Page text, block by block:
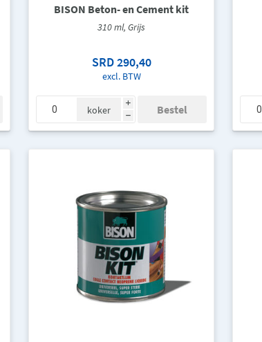
BISON Beton- en Cement kit
310 ml, Grijs
SRD 290,40
excl. BTW
i
h
koker